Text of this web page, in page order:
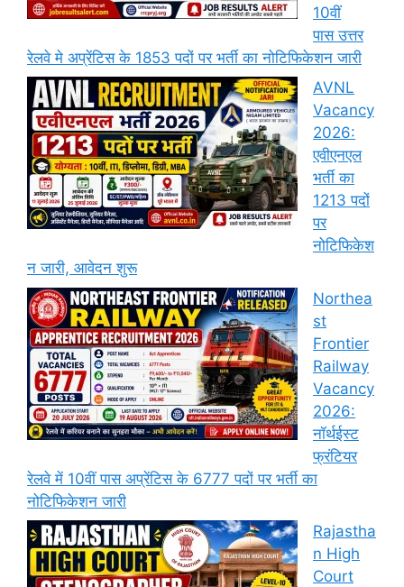
10वीं
पास उत्तर
रेलवे मे अप्रेंटिस के 1853 पदों पर भर्ती का नोटिफिकेशन जारी
AVNL
Vacancy
2026:
एवीएनएल
भर्ती का
1213 पदों
पर
नोटिफिकेश
न जारी, आवेदन शुरू
Northea
st
Frontier
Railway
Vacancy
2026:
नॉर्थईस्ट
फ्रंटियर
रेलवे में 10वीं पास अप्रेंटिस के 6777 पदों पर भर्ती का
नोटिफिकेशन जारी
Rajastha
n High
Court